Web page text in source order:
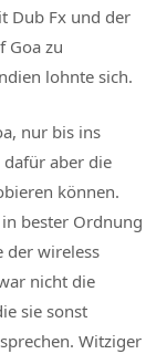
Dub Fx und der
Goa zu
lohnte sich.
nur bis ins
dafür aber die
können.
bester Ordnung
der wireless
nicht die
sie sonst
Witziger